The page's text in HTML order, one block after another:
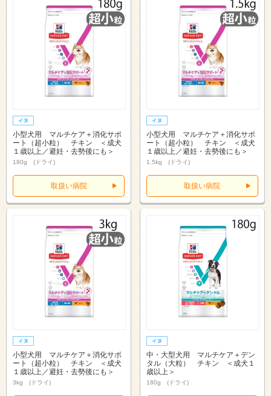
小型犬用 マルチケア＋消化サポ
ート（超小粒） チキン ＜成犬
１歳以上／避妊・去勢後にも＞
180g (ドライ)
取扱い病院
小型犬用 マルチケア＋消化サポ
ート（超小粒） チキン ＜成犬
１歳以上／避妊・去勢後にも＞
1.5kg (ドライ)
取扱い病院
小型犬用 マルチケア＋消化サポ
ート（超小粒） チキン ＜成犬
１歳以上／避妊・去勢後にも＞
3kg (ドライ)
中・大型犬用 マルチケア＋デン
タル（大粒） チキン ＜成犬１
歳以上＞
180g (ドライ)